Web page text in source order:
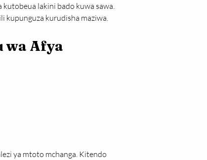
lakini bado kuwa sawa.
kupunguza kurudisha maziwa.
wa Afya
ya mtoto mchanga. Kitendo